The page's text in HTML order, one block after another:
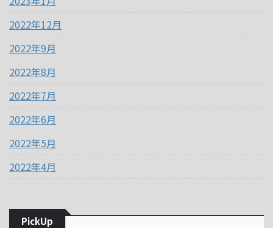
2022年12月
2022年9月
2022年8月
2022年7月
2022年6月
2022年5月
2022年4月
PickUp